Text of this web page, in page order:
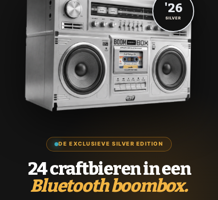
DE EXCLUSIEVE SILVER EDITION
24 craftbieren in een
Bluetooth boombox.
'26
SILVER